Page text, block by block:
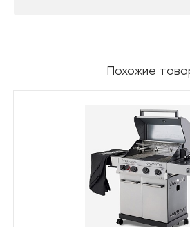
Похожие